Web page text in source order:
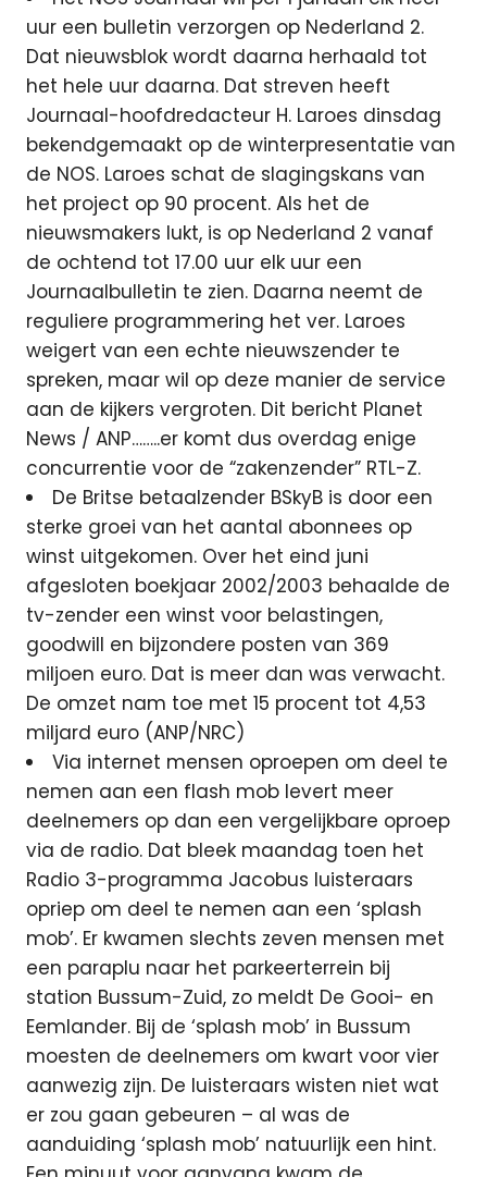
uur een bulletin verzorgen op Nederland 2.
Dat nieuwsblok wordt daarna herhaald tot
het hele uur daarna. Dat streven heeft
Journaal-hoofdredacteur H. Laroes dinsdag
bekendgemaakt op de winterpresentatie van
de NOS. Laroes schat de slagingskans van
het project op 90 procent. Als het de
nieuwsmakers lukt, is op Nederland 2 vanaf
de ochtend tot 17.00 uur elk uur een
Journaalbulletin te zien. Daarna neemt de
reguliere programmering het ver. Laroes
weigert van een echte nieuwszender te
spreken, maar wil op deze manier de service
aan de kijkers vergroten. Dit bericht Planet
News / ANP……..er komt dus overdag enige
concurrentie voor de “zakenzender” RTL-Z.
De Britse betaalzender BSkyB is door een
sterke groei van het aantal abonnees op
winst uitgekomen. Over het eind juni
afgesloten boekjaar 2002/2003 behaalde de
tv-zender een winst voor belastingen,
goodwill en bijzondere posten van 369
miljoen euro. Dat is meer dan was verwacht.
De omzet nam toe met 15 procent tot 4,53
miljard euro (ANP/NRC)
Via internet mensen oproepen om deel te
nemen aan een flash mob levert meer
deelnemers op dan een vergelijkbare oproep
via de radio. Dat bleek maandag toen het
Radio 3-programma Jacobus luisteraars
opriep om deel te nemen aan een ‘splash
mob’. Er kwamen slechts zeven mensen met
een paraplu naar het parkeerterrein bij
station Bussum-Zuid, zo meldt De Gooi- en
Eemlander. Bij de ‘splash mob’ in Bussum
moesten de deelnemers om kwart voor vier
aanwezig zijn. De luisteraars wisten niet wat
er zou gaan gebeuren – al was de
aanduiding ‘splash mob’ natuurlijk een hint.